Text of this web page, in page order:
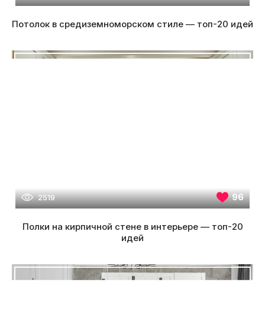
Потолок в средиземноморском стиле — топ-20 идей
2519 96
Полки на кирпичной стене в интерьере — топ-20
идей